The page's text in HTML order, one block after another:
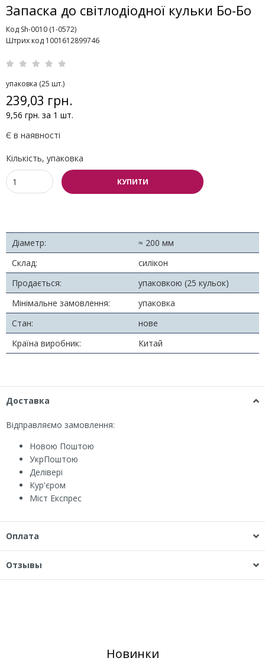
Запаска до світлодіодної кульки Бо-Бо
Код Sh-0010 (1-0572)
Штрих код 1001612899746
упаковка (25 шт.)
239,03 грн.
9,56 грн. за 1 шт.
Є в наявності
Кількість, упаковка
КУПИТИ
Діаметр:
≈ 200 мм
Склад:
силікон
Продається:
упаковкою (25 кульок)
Мінімальне замовлення:
упаковка
Стан:
нове
Країна виробник:
Китай
Доставка
Відправляємо замовлення:
Новою Поштою
УкрПоштою
Делівері
Кур'єром
Міст Експрес
Оплата
Отзывы
Новинки